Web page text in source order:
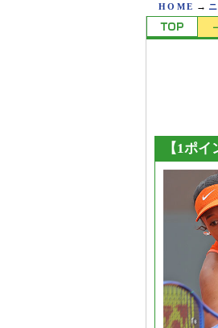
HOME →
【1ポ